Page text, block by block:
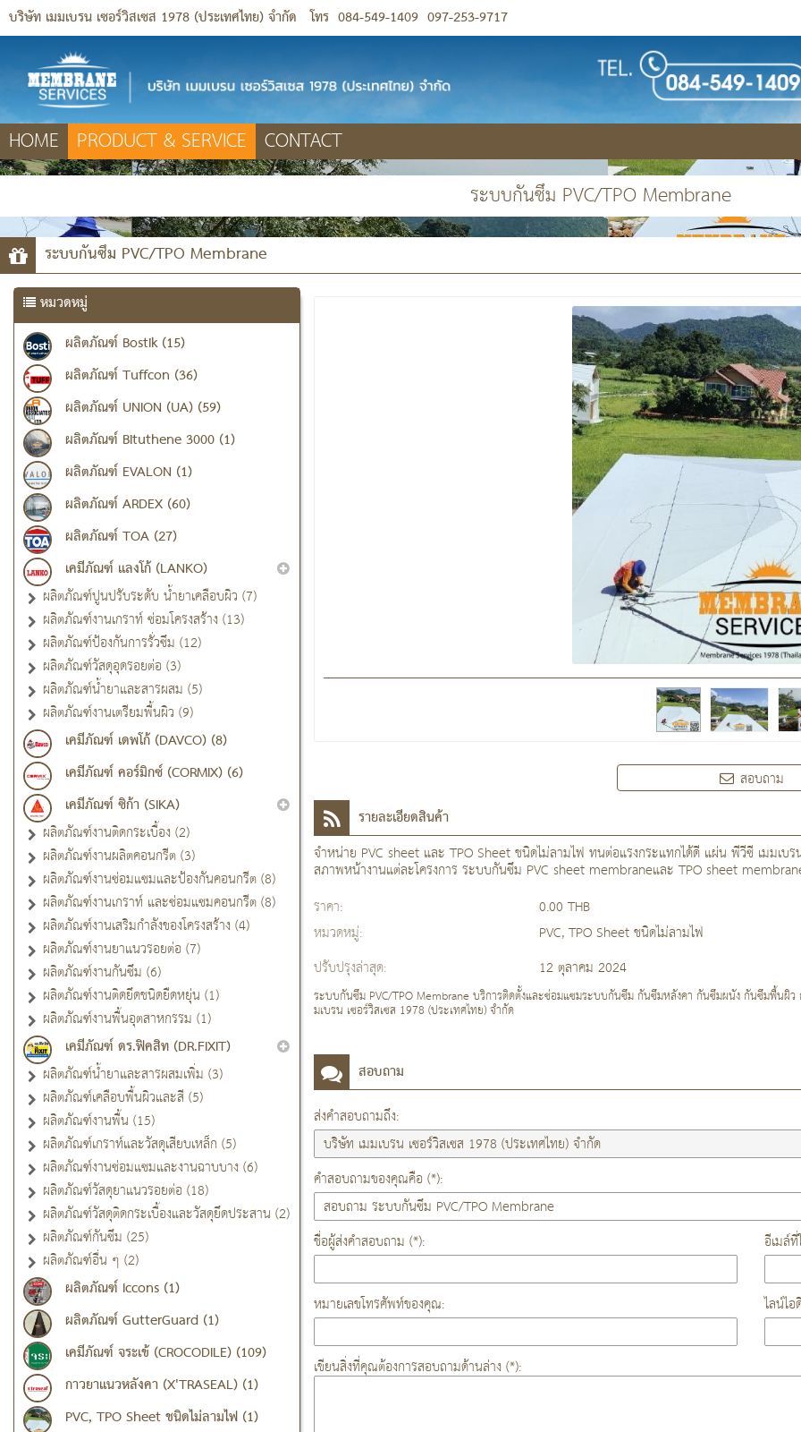
บริษัท เมมเบรน เซอร์วิสเซส 1978 (ประเทศไทย) จำกัด โทร 084-549-1409 097-253-9717
HOME PRODUCT & SERVICE CONTACT
ระบบกันซึม PVC/TPO Membrane
ระบบกันซึม PVC/TPO Membrane
หมวดหมู่
ผลิตภัณฑ์ Bostik (15)
ผลิตภัณฑ์ Tuffcon (36)
ผลิตภัณฑ์ UNION (UA) (59)
ผลิตภัณฑ์ Bituthene 3000 (1)
ผลิตภัณฑ์ EVALON (1)
ผลิตภัณฑ์ ARDEX (60)
ผลิตภัณฑ์ TOA (27)
เคมีภัณฑ์ แลงโก้ (LANKO)
ผลิตภัณฑ์ปูนปรับระดับ น้ำยาเคลือบผิว (7)
ผลิตภัณฑ์งานเกราท์ ซ่อมโครงสร้าง (13)
ผลิตภัณฑ์ป้องกันการรั่วซึม (12)
ผลิตภัณฑ์วัสดุอุดรอยต่อ (3)
ผลิตภัณฑ์น้ำยาและสารผสม (5)
ผลิตภัณฑ์งานเตรียมพื้นผิว (9)
เคมีภัณฑ์ เดพโก้ (DAVCO) (8)
เคมีภัณฑ์ คอร์มิกซ์ (CORMIX) (6)
เคมีภัณฑ์ ซิก้า (SIKA)
ผลิตภัณฑ์งานติดกระเบื้อง (2)
ผลิตภัณฑ์งานผลิตคอนกรีต (3)
ผลิตภัณฑ์งานซ่อมแซมและป้องกันคอนกรีต (8)
ผลิตภัณฑ์งานเกราท์ และซ่อมแซมคอนกรีต (8)
ผลิตภัณฑ์งานเสริมกำลังของโครงสร้าง (4)
ผลิตภัณฑ์งานยาแนวรอยต่อ (7)
ผลิตภัณฑ์งานกันซึม (6)
ผลิตภัณฑ์งานติดยึดชนิดยืดหยุ่น (1)
ผลิตภัณฑ์งานพื้นอุตสาหกรรม (1)
เคมีภัณฑ์ ดร.ฟิคสิท (DR.FIXIT)
ผลิตภัณฑ์น้ำยาและสารผสมเพิ่ม (3)
ผลิตภัณฑ์เคลือบพื้นผิวและสี (5)
ผลิตภัณฑ์งานพื้น (15)
ผลิตภัณฑ์เกราท์และวัสดุเสียบเหล็ก (5)
ผลิตภัณฑ์งานซ่อมแซมและงานฉาบบาง (6)
ผลิตภัณฑ์วัสดุยาแนวรอยต่อ (18)
ผลิตภัณฑ์วัสดุติดกระเบื้องและวัสดุยึดประสาน (2)
ผลิตภัณฑ์กันซึม (25)
ผลิตภัณฑ์อื่น ๆ (2)
ผลิตภัณฑ์ Iccons (1)
ผลิตภัณฑ์ GutterGuard (1)
เคมีภัณฑ์ จระเข้ (CROCODILE) (109)
กาวยาแนวหลังคา (X'TRASEAL) (1)
PVC, TPO Sheet ชนิดไม่ลามไฟ (1)
สอบถาม
รายละเอียดสินค้า
จำหน่าย PVC sheet และ TPO Sheet ชนิดไม่ลามไฟ ทนต่อแรงกระแทกได้ดี แผ่น พีวีซี เมมเบ
สภาพหน้างานแต่ละโครงการ ระบบกันซึม PVC sheet membraneและ TPO sheet
ราคา:
0.00 THB
หมวดหมู่:
PVC, TPO Sheet ชนิดไม่ลามไฟ
ปรับปรุงล่าสุด:
12 ตุลาคม 2024
ระบบกันซึม PVC/TPO Membrane บริการติดตั้งและซ่อมแซมระบบกันซึม กันซึมหลังคา กันซึมผนัง กันซึมพื้
มเบรน เซอร์วิสเซส 1978 (ประเทศไทย) จำกัด
สอบถาม
ส่งคำสอบถามถึง:
คำสอบถามของคุณคือ (*):
ชื่อผู้ส่งคำสอบถาม (*): อีเมล์
หมายเลขโทรศัพท์ของคุณ: ไลน์ไ
เขียนสิ่งที่คุณต้องการสอบถามด้านล่าง (*):